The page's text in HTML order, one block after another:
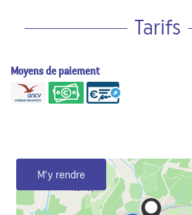
Tarifs
Moyens de paiement
M'y rendre